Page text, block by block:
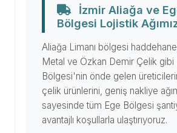
İzmir Aliağa ve
Bölgesi Lojistik
Aliağa Limanı bölgesi
Metal ve Özkan Demir Çelik gibi
Bölgesi'nin önde gelen
çelik ürünlerini, geniş nakliye
sayesinde tüm Ege Bölgesi
avantajlı koşullarla ulaştırıyoruz.